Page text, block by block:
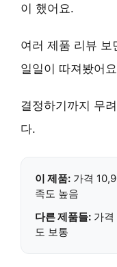
이 했어요.
여러 제품 리뷰 보
일일이 따져봤어
결정하기까지 무
다.
이 제품: 가격
족도 높음
다른 제품들: 가격
도 보통